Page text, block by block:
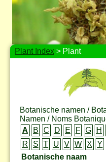
Plant Index > Plant
Botanische namen /
Namen / Noms
A
B C D E F G H
R
S T U V W X Y
Botanische naam